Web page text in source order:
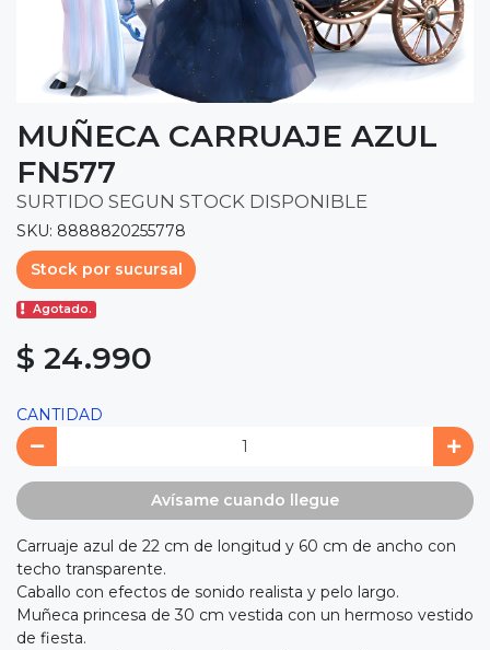
MUÑECA CARRUAJE AZUL
FN577
SURTIDO SEGUN STOCK DISPONIBLE
SKU: 8888820255778
Stock por sucursal
Agotado.
$ 24.990
CANTIDAD
Avísame cuando llegue
Carruaje azul de 22 cm de longitud y 60 cm de ancho con
techo transparente.
Caballo con efectos de sonido realista y pelo largo.
Muñeca princesa de 30 cm vestida con un hermoso vestido
de fiesta.